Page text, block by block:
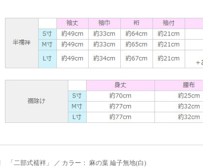
「二部式襦袢」 ／ カラー： 麻の葉 綸子無地(白)